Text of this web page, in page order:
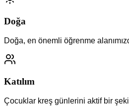
Doğa
Doğa, en önemli öğrenme
Katılım
Çocuklar kreş günlerini aktif bir